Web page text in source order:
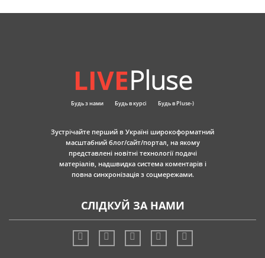
LIVEPluse
Будь з нами Будь в курсі Будь в Pluse-)
Зустрічайте перший в Україні широкоформатний
масштабний блог/сайт/портал, на якому
представлені новітні технології подачі
матеріалів, надшвидка система коментарів і
повна синхронізація з соцмережами.
СЛІДКУЙ ЗА НАМИ